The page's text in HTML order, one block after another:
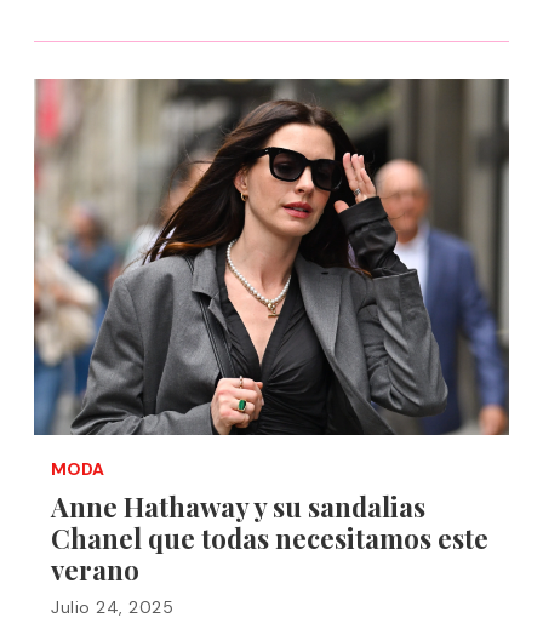
MODA
Anne Hathaway y su sandalias
Chanel que todas necesitamos este
verano
Julio 24, 2025